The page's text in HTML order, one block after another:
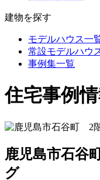
建物を探す
モデルハウス一
常設モデルハウ
事例集一覧
住宅事例
鹿児島市石谷
グ